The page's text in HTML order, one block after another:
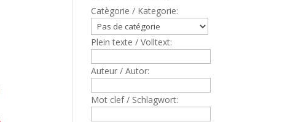
Catègorie / Kategorie:
Plein texte / Volltext:
Auteur / Autor:
Mot clef / Schlagwort: